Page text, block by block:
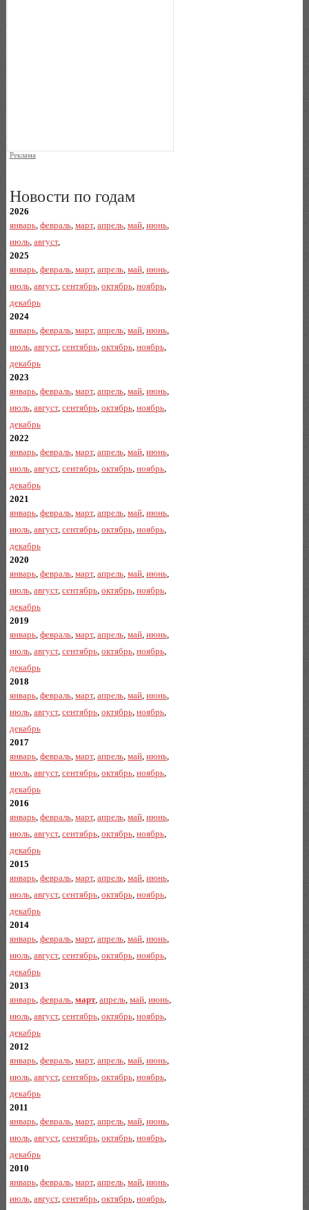
Реклама
Новости по годам
2026
январь, февраль, март, апрель, май, июнь,
июль, август,
2025
январь, февраль, март, апрель, май, июнь,
июль, август, сентябрь, октябрь, ноябрь,
декабрь
2024
январь, февраль, март, апрель, май, июнь,
июль, август, сентябрь, октябрь, ноябрь,
декабрь
2023
январь, февраль, март, апрель, май, июнь,
июль, август, сентябрь, октябрь, ноябрь,
декабрь
2022
январь, февраль, март, апрель, май, июнь,
июль, август, сентябрь, октябрь, ноябрь,
декабрь
2021
январь, февраль, март, апрель, май, июнь,
июль, август, сентябрь, октябрь, ноябрь,
декабрь
2020
январь, февраль, март, апрель, май, июнь,
июль, август, сентябрь, октябрь, ноябрь,
декабрь
2019
январь, февраль, март, апрель, май, июнь,
июль, август, сентябрь, октябрь, ноябрь,
декабрь
2018
январь, февраль, март, апрель, май, июнь,
июль, август, сентябрь, октябрь, ноябрь,
декабрь
2017
январь, февраль, март, апрель, май, июнь,
июль, август, сентябрь, октябрь, ноябрь,
декабрь
2016
январь, февраль, март, апрель, май, июнь,
июль, август, сентябрь, октябрь, ноябрь,
декабрь
2015
январь, февраль, март, апрель, май, июнь,
июль, август, сентябрь, октябрь, ноябрь,
декабрь
2014
январь, февраль, март, апрель, май, июнь,
июль, август, сентябрь, октябрь, ноябрь,
декабрь
2013
январь, февраль, март, апрель, май, июнь,
июль, август, сентябрь, октябрь, ноябрь,
декабрь
2012
январь, февраль, март, апрель, май, июнь,
июль, август, сентябрь, октябрь, ноябрь,
декабрь
2011
январь, февраль, март, апрель, май, июнь,
июль, август, сентябрь, октябрь, ноябрь,
декабрь
2010
январь, февраль, март, апрель, май, июнь,
июль, август, сентябрь, октябрь, ноябрь,